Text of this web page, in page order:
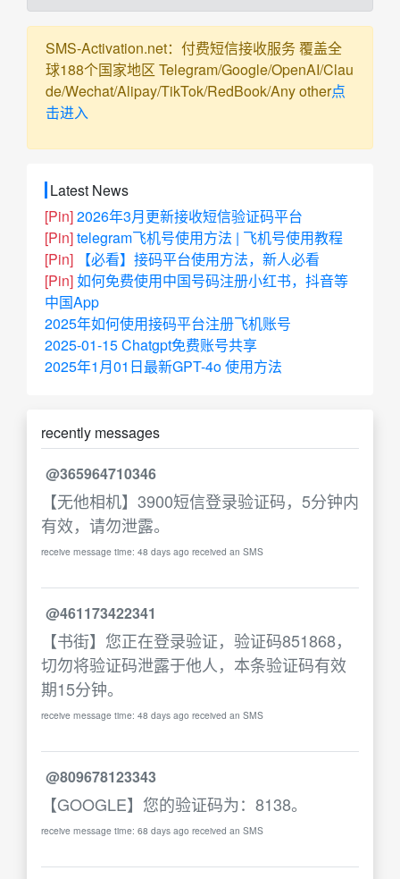
SMS-Activation.net：付费短信接收服务 覆盖全
球188个国家地区 Telegram/Google/OpenAI/Clau
de/Wechat/Alipay/TikTok/RedBook/Any other点
击进入
Latest News
[Pin]2026年3月更新接收短信验证码平台
[Pin]telegram飞机号使用方法 | 飞机号使用教程
[Pin]
【必看】接码平台使用方法，新人必看
[Pin]如何免费使用中国号码注册小红书，抖音等
中国App
2025年如何使用接码平台注册飞机账号
2025-01-15 Chatgpt免费账号共享
2025年1月01日最新GPT-4o 使用方法
recently messages
@365964710346
【无他相机】3900短信登录验证码，5分钟内
有效，请勿泄露。
receive message time: 48 days ago received an SMS
@461173422341
【书街】您正在登录验证，验证码851868，
切勿将验证码泄露于他人，本条验证码有效
期15分钟。
receive message time: 48 days ago received an SMS
@809678123343
【GOOGLE】您的验证码为：8138。
receive message time: 68 days ago received an SMS